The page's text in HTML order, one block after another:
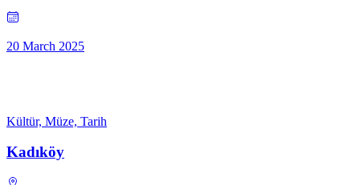
20 March 2025
Kültür, Müze, Tarih
Kadıköy